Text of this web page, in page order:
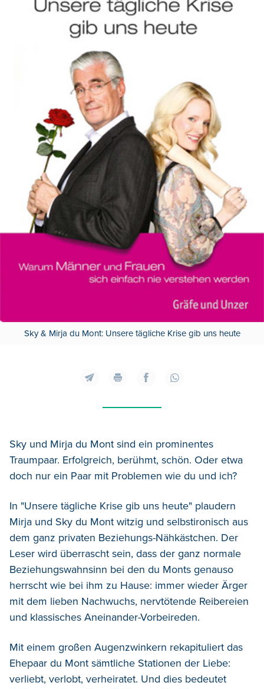
Sky & Mirja du Mont: Unsere tägliche Krise gib uns heute
Sky und Mirja du Mont sind ein prominentes
Traumpaar. Erfolgreich, berühmt, schön. Oder etwa
doch nur ein Paar mit Problemen wie du und ich?
In "Unsere tägliche Krise gib uns heute" plaudern
Mirja und Sky du Mont witzig und selbstironisch aus
dem ganz privaten Beziehungs-Nähkästchen. Der
Leser wird überrascht sein, dass der ganz normale
Beziehungswahnsinn bei den du Monts genauso
herrscht wie bei ihm zu Hause: immer wieder Ärger
mit dem lieben Nachwuchs, nervtötende Reibereien
und klassisches Aneinander-Vorbeireden.
Mit einem großen Augenzwinkern rekapituliert das
Ehepaar du Mont sämtliche Stationen der Liebe:
verliebt, verlobt, verheiratet. Und dies bedeutet